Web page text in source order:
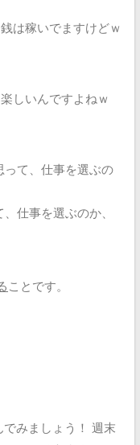
は稼いでますけどｗ
しいんですよねｗ
って、仕事を選ぶの
仕事を選ぶのか、
ことです。
みましょう！ 週末